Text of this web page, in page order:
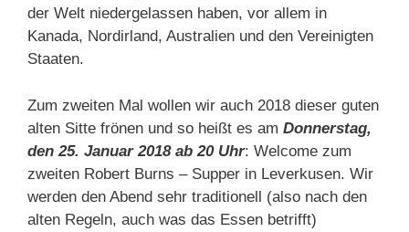
der Welt niedergelassen haben, vor allem in
Kanada, Nordirland, Australien und den Vereinigten
Staaten.
Zum zweiten Mal wollen wir auch 2018 dieser guten
alten Sitte frönen und so heißt es am Donnerstag,
den 25. Januar 2018 ab 20 Uhr: Welcome zum
zweiten Robert Burns – Supper in Leverkusen. Wir
werden den Abend sehr traditionell (also nach den
alten Regeln, auch was das Essen betrifft)